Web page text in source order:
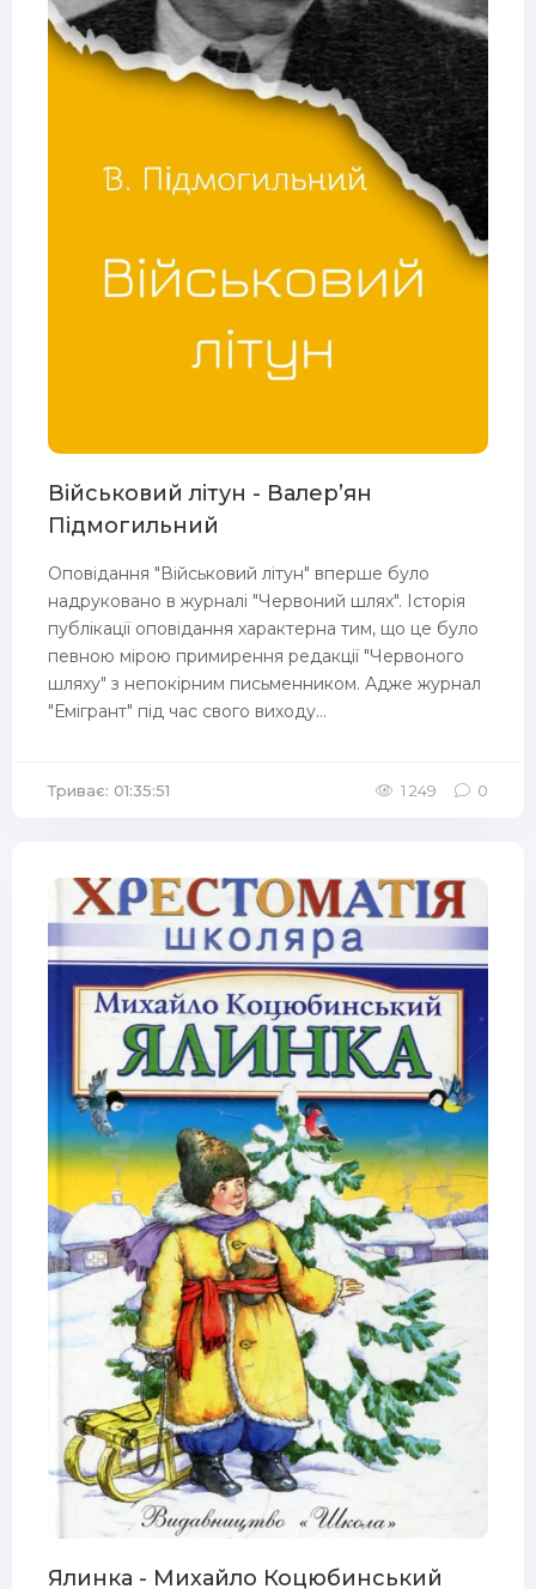
Військовий літун - Валер’ян
Підмогильний
Оповідання "Військовий літун" вперше було
надруковано в журналі "Червоний шлях". Історія
публікації оповідання характерна тим, що це було
певною мірою примирення редакції "Червоного
шляху" з непокірним письменником. Адже журнал
"Емігрант" під час свого виходу...
Триває: 01:35:51 1 249 0
Ялинка - Михайло Коцюбинський